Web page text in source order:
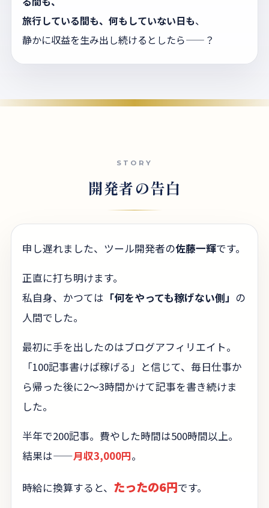
旅行している間も、何もしていない日も、
静かに収益を生み出し続けるとしたら——？
開発者の告白
申し遅れました、ツール開発者の佐藤一輝です。
正直に打ち明けます。
私自身、かつては 「何をやっても稼げない側」 の
人間でした。
最初に手を出したのはブログアフィリエイト。
「100記事書けば稼げる」と信じて、毎日仕事か
ら帰った後に2〜3時間かけて記事を書き続けま
した。
半年で200記事。費やした時間は500時間以上。
結果は——月収3,000円。
時給に換算すると、 たったの6円です。